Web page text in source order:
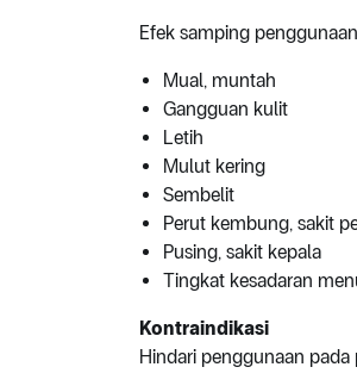
Efek samping
Mual, muntah
Gangguan kulit
Letih
Mulut kering
Sembelit
Perut kembung, sakit
Pusing, sakit kepala
Tingkat kesadaran
Kontraindikasi
Hindari penggunaan pada